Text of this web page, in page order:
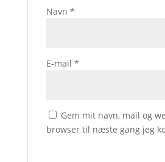
Navn *
E-mail *
Gem mit navn, mail og
browser til næste gang jeg